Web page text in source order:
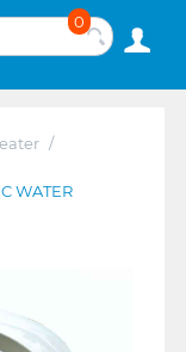
0
/
WATER